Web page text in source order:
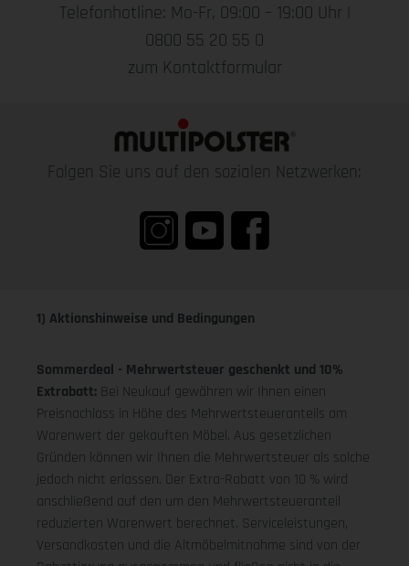
Telefonhotline: Mo-Fr, 09:00 – 19:00 Uhr |
0800 55 20 55 0
zum Kontaktformular
Folgen Sie uns auf den sozialen Netzwerken:
1) Aktionshinweise und Bedingungen
Sommerdeal - Mehrwertsteuer geschenkt und 10%
Extrabatt: Bei Neukauf gewähren wir Ihnen einen
Preisnachlass in Höhe des Mehrwertsteueranteils am
Warenwert der gekauften Möbel. Aus gesetzlichen
Gründen können wir Ihnen die Mehrwertsteuer als solche
jedoch nicht erlassen. Der Extra-Rabatt von 10 % wird
anschließend auf den um den Mehrwertsteueranteil
reduzierten Warenwert berechnet. Serviceleistungen,
Versandkosten und die Altmöbelmitnahme sind von der